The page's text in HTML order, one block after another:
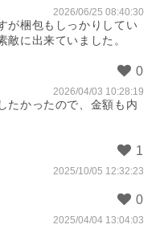
2026/06/25 08:40:30
が梱包もしっかりしてい
敵に出来ていました。
2026/04/03 10:28:19
たかったので、金額も内
2025/10/05 12:32:23
2025/04/04 13:04:03